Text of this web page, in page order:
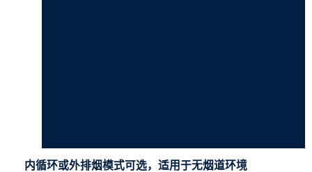
内循环或外排烟模式可选，适用于无烟道环境